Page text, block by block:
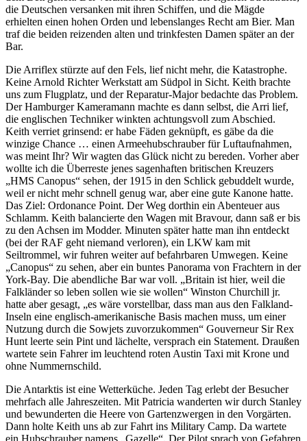
die Deutschen versanken mit ihren Schiffen, und die Mägde
erhielten einen hohen Orden und lebenslanges Recht am Bier. Man
traf die beiden reizenden alten und trinkfesten Damen später an der
Bar.
Die Arriflex stürzte auf den Fels, lief nicht mehr, die Katastrophe.
Keine Arnold Richter Werkstatt am Südpol in Sicht. Keith brachte
uns zum Flugplatz, und der Reparatur-Major bedachte das Problem.
Der Hamburger Kameramann machte es dann selbst, die Arri lief,
die englischen Techniker winkten achtungsvoll zum Abschied.
Keith verriet grinsend: er habe Fäden geknüpft, es gäbe da die
winzige Chance … einen Armeehubschrauber für Luftaufnahmen,
was meint Ihr? Wir wagten das Glück nicht zu bereden. Vorher aber
wollte ich die Überreste jenes sagenhaften britischen Kreuzers
HMS Canopus
sehen, der 1915 in den Schlick gebuddelt wurde,
weil er nicht mehr schnell genug war, aber eine gute Kanone hatte.
Das Ziel: Ordonance Point. Der Weg dorthin ein Abenteuer aus
Schlamm. Keith balancierte den Wagen mit Bravour, dann saß er bis
zu den Achsen im Modder. Minuten später hatte man ihn entdeckt
(bei der RAF geht niemand verloren), ein LKW kam mit
Seiltrommel, wir fuhren weiter auf befahrbaren Umwegen. Keine
Canopus
zu sehen, aber ein buntes Panorama von Frachtern in der
York-Bay. Die abendliche Bar war voll.
Britain ist hier, weil die
Falkländer so leben sollen wie sie wollen
Winston Churchill jr.
hatte aber gesagt,
es wäre vorstellbar, dass man aus den Falkland-
Inseln eine englisch-amerikanische Basis machen muss, um einer
Nutzung durch die Sowjets zuvorzukommen
Gouverneur Sir Rex
Hunt leerte sein Pint und lächelte, versprach ein Statement. Draußen
wartete sein Fahrer im leuchtend roten Austin Taxi mit Krone und
ohne Nummernschild.
Die Antarktis ist eine Wetterküche. Jeden Tag erlebt der Besucher
mehrfach alle Jahreszeiten. Mit Patricia wanderten wir durch Stanley
und bewunderten die Heere von Gartenzwergen in den Vorgärten.
Dann holte Keith uns ab zur Fahrt ins Military Camp. Da wartete